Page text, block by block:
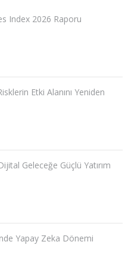
Index 2026 Raporu
Etki Alanını Yeniden
Geleceğe Güçlü Yatırım
Yapay Zeka Dönemi